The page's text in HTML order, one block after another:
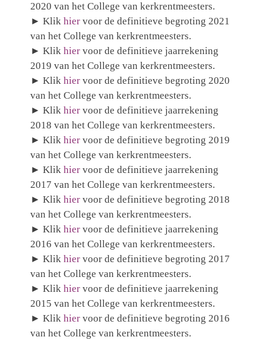
2020 van het College van kerkrentmeesters.
► Klik hier voor de definitieve begroting 2021
van het College van kerkrentmeesters.
► Klik hier voor de definitieve jaarrekening
2019 van het College van kerkrentmeesters.
► Klik hier voor de definitieve begroting 2020
van het College van kerkrentmeesters.
► Klik hier voor de definitieve jaarrekening
2018 van het College van kerkrentmeesters.
► Klik hier voor de definitieve begroting 2019
van het College van kerkrentmeesters.
► Klik hier voor de definitieve jaarrekening
2017 van het College van kerkrentmeesters.
► Klik hier voor de definitieve begroting 2018
van het College van kerkrentmeesters.
► Klik hier voor de definitieve jaarrekening
2016 van het College van kerkrentmeesters.
► Klik hier voor de definitieve begroting 2017
van het College van kerkrentmeesters.
► Klik hier voor de definitieve jaarrekening
2015 van het College van kerkrentmeesters.
► Klik hier voor de definitieve begroting 2016
van het College van kerkrentmeesters.